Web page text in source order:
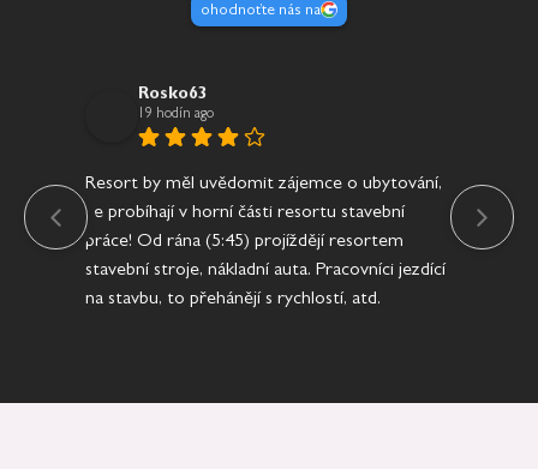
ohodnoťte nás na
Rosko63
19 hodín ago
Resort by měl uvědomit zájemce o ubytování,
že probíhají v horní části resortu stavební
práce! Od rána (5:45) projíždějí resortem
stavební stroje, nákladní auta. Pracovníci jezdící
na stavbu, to přehánějí s rychlostí, atd.